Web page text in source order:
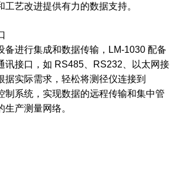
工艺改进提供有力的数据支持。
备进行集成和数据传输，LM-1030 配备
讯接口，如 RS485、RS232、以太网接
据实际需求，轻松将测径仪连接到
制系统，实现数据的远程传输和集中管
产测量网络。